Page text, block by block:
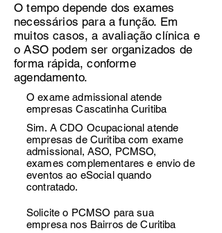
O tempo depende dos exames
necessários para a função. Em
muitos casos, a avaliação clínica e
o ASO podem ser organizados de
forma rápida, conforme
agendamento.
O exame admissional atende
empresas Cascatinha Curitiba
Sim. A CDO Ocupacional atende
empresas de Curitiba com exame
admissional, ASO, PCMSO,
exames complementares e envio de
eventos ao eSocial quando
contratado.
Solicite o PCMSO para sua
empresa nos Bairros de Curitiba